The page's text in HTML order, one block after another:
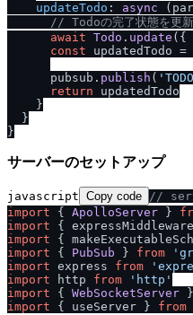
updateTodo : async
// Todoの完了状態を更新
await Todo . update ({
const updatedTodo =
      pubsub.
publish (
return updatedTodo
    }
  }
サーバーのセットアップ
javascript Copy code //
import { ApolloServer }
import {
import {
import { PubSub } from
import express from
import http from
'http'
import { WebSocketServer
import { useServer } from